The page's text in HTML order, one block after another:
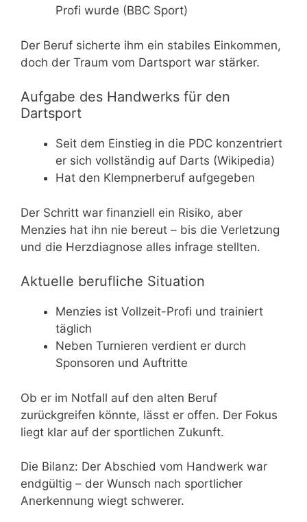
Profi wurde (BBC Sport)
Der Beruf sicherte ihm ein stabiles Einkommen,
doch der Traum vom Dartsport war stärker.
Aufgabe des Handwerks für den
Dartsport
Seit dem Einstieg in die PDC konzentriert
er sich vollständig auf Darts (Wikipedia)
Hat den Klempnerberuf aufgegeben
Der Schritt war finanziell ein Risiko, aber
Menzies hat ihn nie bereut – bis die Verletzung
und die Herzdiagnose alles infrage stellten.
Aktuelle berufliche Situation
Menzies ist Vollzeit-Profi und trainiert
täglich
Neben Turnieren verdient er durch
Sponsoren und Auftritte
Ob er im Notfall auf den alten Beruf
zurückgreifen könnte, lässt er offen. Der Fokus
liegt klar auf der sportlichen Zukunft.
Die Bilanz: Der Abschied vom Handwerk war
endgültig – der Wunsch nach sportlicher
Anerkennung wiegt schwerer.